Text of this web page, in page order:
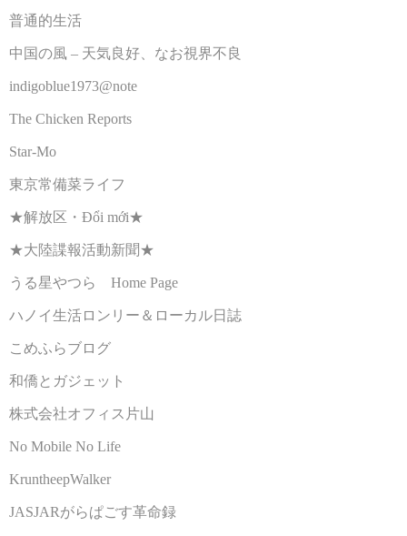
普通的生活
中国の風 – 天気良好、なお視界不良
indigoblue1973@note
The Chicken Reports
Star-Mo
東京常備菜ライフ
★解放区・Đổi mới★
★大陸諜報活動新聞★
うる星やつら Home Page
ハノイ生活ロンリー＆ローカル日誌
こめふらブログ
和僑とガジェット
株式会社オフィス片山
No Mobile No Life
KruntheepWalker
JASJARがらぱごす革命録